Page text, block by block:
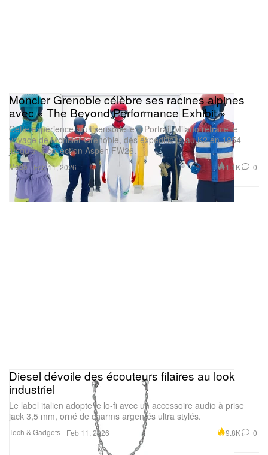
Mode
Moncler Grenoble célèbre ses racines alpines
avec « The Beyond Performance Exhibit »
Cette expérience multisensorielle à Portrait Milano retrace le
voyage de Moncler Grenoble, des expéditions au K2 en 1954
jusqu’à la collection Aspen FW26.
Feb 11, 2026 1.1K 0
Tech & Gadgets
Diesel dévoile des écouteurs filaires au look
industriel
Le label italien adopte le lo‑fi avec un accessoire audio à prise
jack 3,5 mm, orné de charms argentés ultra stylés.
Feb 11, 2026 9.8K 0